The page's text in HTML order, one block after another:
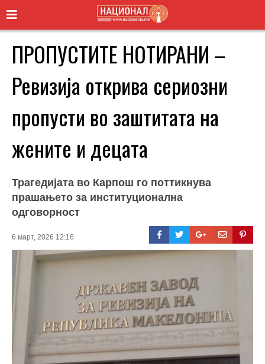
ПРОПУСТИТЕ НОТИРАНИ –
Ревизија открива сериозни
пропусти во заштитата на
жените и децата
Трагедијата во Карпош го поттикнува
прашањето за институционална
одговорност
6 март, 2026 12:16